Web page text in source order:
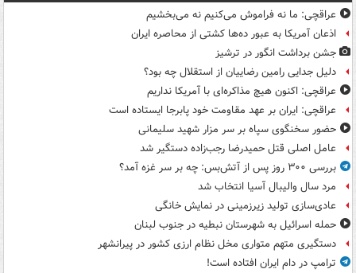
عراقچی: ما نه فراموش می‌کنیم نه می‌بخشیم
اذعان آمریکا به عبور ده‌ها کشتی از محاصره ایران
جشن برداشت انگور در ترشیز
دلیل جدایی رامین رضاییان از استقلال چه بود؟
عراقچی: اکنون هیچ مذاکره‌ای با آمریکا نداریم
عراقچی: ایران بر عهد مقاومت خود پابرجا ایستاده است
حضور سخنگوی سپاه بر سر مزار شهید سلیمانی
عامل اصلی قتل حمیدرضا رجب‌زاده دستگیر شد
بررسی ۳۰۰ روز پس از آتش‌بس: چه بر سر غزه آمد؟
مرد سال والیبال آسیا انتخاب شد
عادی‌سازی تولید زیرزمینی در نمایش خانگی
حمله اسرائیل به شهرستان نبطیه در جنوب لبنان
دستگیری متهم متواری مخل نظام ارزی کشور در پیرانشهر
ترامپ در دام ایران افتاده است!